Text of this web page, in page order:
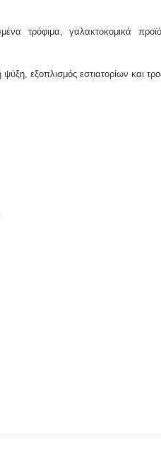
τρόφιμα, γαλακτοκομικά
εξοπλισμός εστιατορίων και